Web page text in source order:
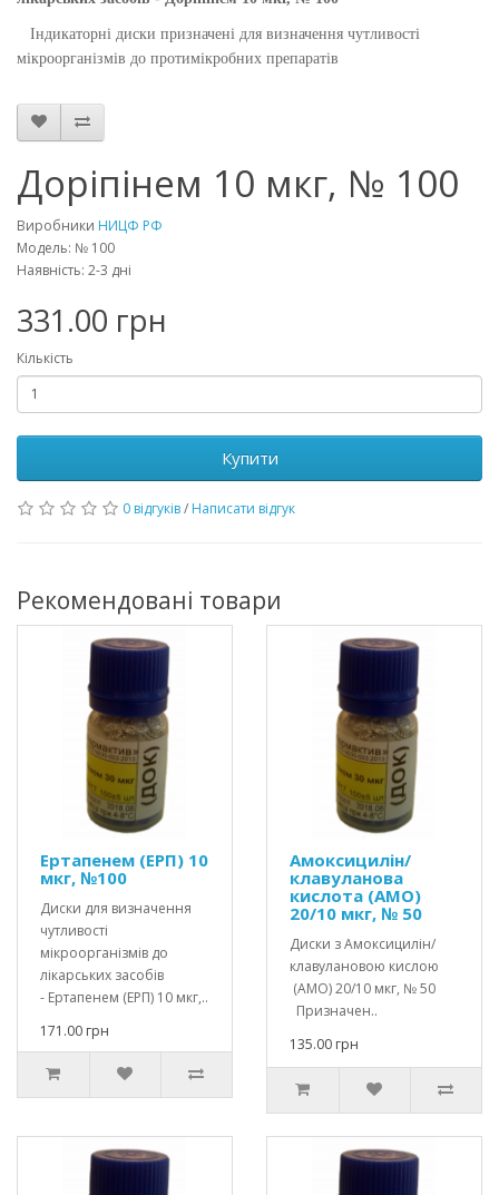
Індикаторні диски призначені для визначення чутливості
мікроорганізмів до протимікробних препаратів
Доріпінем 10 мкг, № 100
Виробники НИЦФ РФ
Модель: № 100
Наявність: 2-3 дні
331.00 грн
Кількість
Купити
0 відгуків/ Написати відгук
Рекомендовані товари
Ертапенем (ЕРП) 10
мкг, №100
Диски для визначення
чутливості
мікроорганізмів до
лікарських засобів
- Ертапенем (ЕРП) 10 мкг,..
171.00 грн
Амоксицилін/
клавуланова
кислота (АМО)
20/10 мкг, № 50
Диски з Амоксицилін/
клавулановою кислою
(АМО) 20/10 мкг, № 50
Призначен..
135.00 грн